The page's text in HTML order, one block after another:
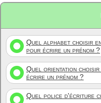
Quel alphabet choisir
pour écrire un prénom ?
Quel orientation
écrire un prénom ?
Quel police d'écriture